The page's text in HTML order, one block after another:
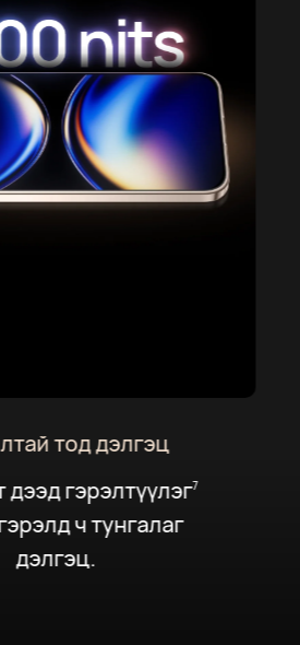
тод дэлгэц
дээд гэрэлтүүлэг7
ч тунгалаг
дэлгэц.